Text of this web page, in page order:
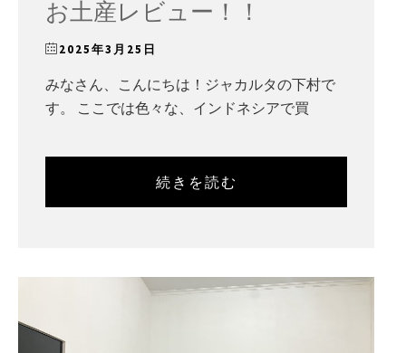
お土産レビュー！！
2025年3月25日
みなさん、こんにちは！ジャカルタの下村で
す。 ここでは色々な、インドネシアで買
続きを読む